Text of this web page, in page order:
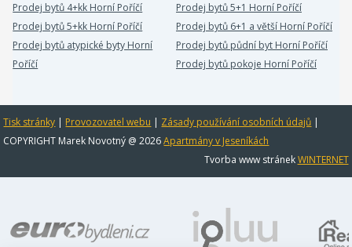
Prodej bytů 4+kk Horní Poříčí
Prodej bytů 5+1 Horní Poříčí
Prodej bytů 5+kk Horní Poříčí
Prodej bytů 6+1 a větší Horní Poříčí
Prodej bytů atypické byty Horní
Poříčí
Prodej bytů půdní byt Horní Poříčí
Prodej bytů pokoje Horní Poříčí
Tisk stránky | Provozovatel webu | Zásady používání osobních údajů |
COPYRIGHT Marek Novotný @ 2026Apartmány v Jeseníkách
Tvorba www stránekWINTERNET